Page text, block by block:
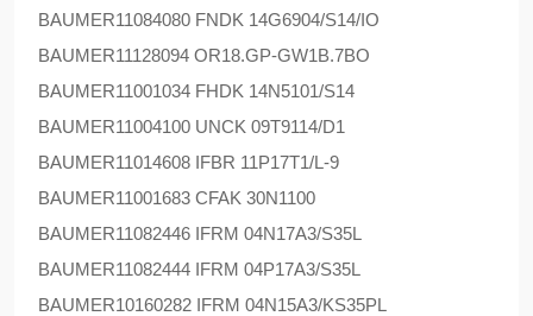
BAUMER11084080 FNDK 14G6904/S14/IO
BAUMER11128094 OR18.GP-GW1B.7BO
BAUMER11001034 FHDK 14N5101/S14
BAUMER11004100 UNCK 09T9114/D1
BAUMER11014608 IFBR 11P17T1/L-9
BAUMER11001683 CFAK 30N1100
BAUMER11082446 IFRM 04N17A3/S35L
BAUMER11082444 IFRM 04P17A3/S35L
BAUMER10160282 IFRM 04N15A3/KS35PL